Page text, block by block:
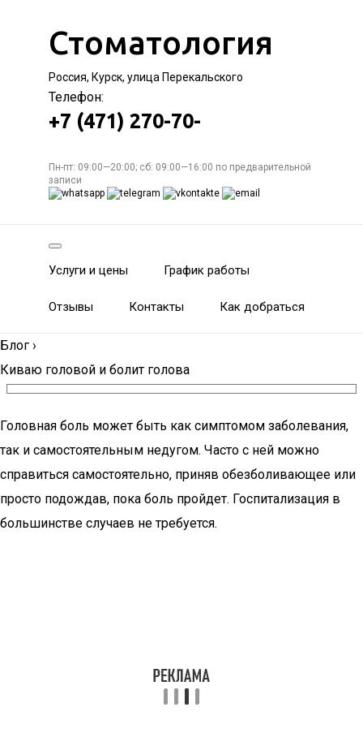
Стоматология
Россия, Курск, улица Перекальского
Телефон:
+7 (471) 270-70-
Пн-пт: 09:00—20:00; сб: 09:00—16:00 по предварительной
записи
Услуги и цены График работы
Отзывы Контакты Как добраться
Блог ›
Киваю головой и болит голова
Головная боль может быть как симптомом заболевания,
так и самостоятельным недугом. Часто с ней можно
справиться самостоятельно, приняв обезболивающее или
просто подождав, пока боль пройдет. Госпитализация в
большинстве случаев не требуется.